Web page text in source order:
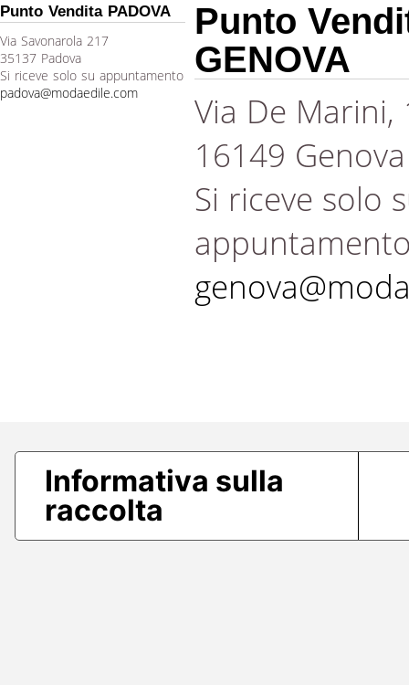
Punto Vendita PADOVA
Via Savonarola 217
35137 Padova
Si riceve solo su appuntamento
padova@modaedile.com
Punto
GENOVA
Via De Marini,
16149 Genova
Si riceve solo
Informativa sulla
raccolta